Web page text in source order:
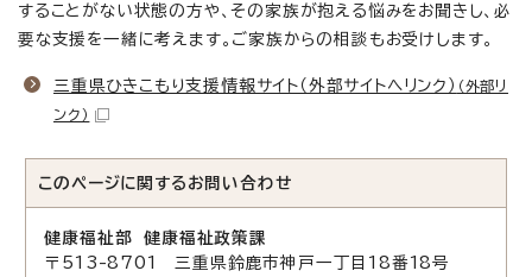
することがない状態の方や、その家族が抱える悩みをお聞きし、必
要な支援を一緒に考えます。ご家族からの相談もお受けします。
三重県ひきこもり支援情報サイト（外部サイトへリンク） （外部リ
ンク）
このページに関する お問い合わせ
健康福祉部 健康福祉政策課
〒513-8701 三重県鈴鹿市神戸一丁目18番18号